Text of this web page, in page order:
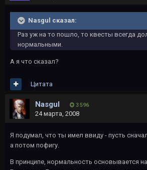
Nasgul сказал:
Раз уж на то пошло, то квесты всегда
нормальными.
А я что сказал?
Цитата
Nasgul 3 596
24 марта, 2008
Я подумал, что ты имел ввиду - пусть
а потом пофигу.
В принципе, нормальность основывается